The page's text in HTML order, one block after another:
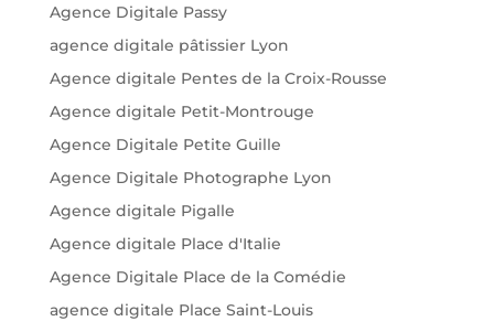
Agence Digitale Passy
agence digitale pâtissier Lyon
Agence digitale Pentes de la Croix-Rousse
Agence digitale Petit-Montrouge
Agence Digitale Petite Guille
Agence Digitale Photographe Lyon
Agence digitale Pigalle
Agence digitale Place d'Italie
Agence Digitale Place de la Comédie
agence digitale Place Saint-Louis